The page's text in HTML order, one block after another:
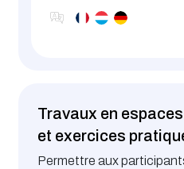
Travaux en
et exercices
Permettre aux